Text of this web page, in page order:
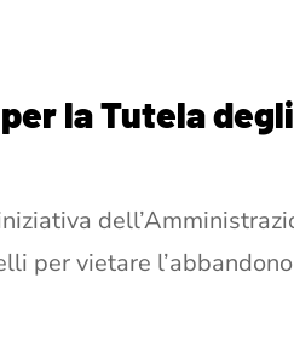
la Tutela
per vietare